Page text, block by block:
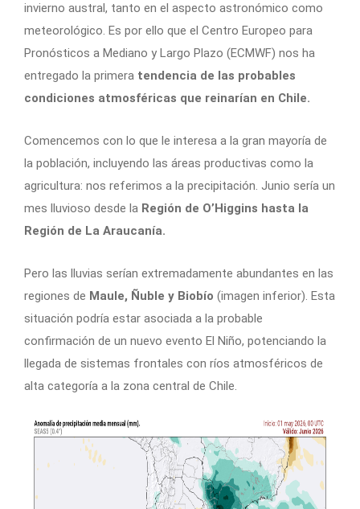
invierno austral, tanto en el aspecto astronómico como
meteorológico. Es por ello que el Centro Europeo para
Pronósticos a Mediano y Largo Plazo (ECMWF) nos ha
entregado la primera tendencia de las probables
condiciones atmosféricas que reinarían en Chile.
Comencemos con lo que le interesa a la gran mayoría de
la población, incluyendo las áreas productivas como la
agricultura: nos referimos a la precipitación. Junio sería un
mes lluvioso desde la Región de O’Higgins hasta la
Región de La Araucanía.
Pero las lluvias serían extremadamente abundantes en las
regiones de Maule, Ñuble y Biobío (imagen inferior). Esta
situación podría estar asociada a la probable
confirmación de un nuevo evento El Niño, potenciando la
llegada de sistemas frontales con ríos atmosféricos de
alta categoría a la zona central de Chile.